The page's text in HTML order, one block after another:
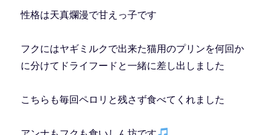
性格は天真爛漫で甘えっ子です
フクにはヤギミルクで出来た猫用のプリンを何回か
に分けてドライフードと一緒に差し出しました
こちらも毎回ペロリと残さず食べてくれました